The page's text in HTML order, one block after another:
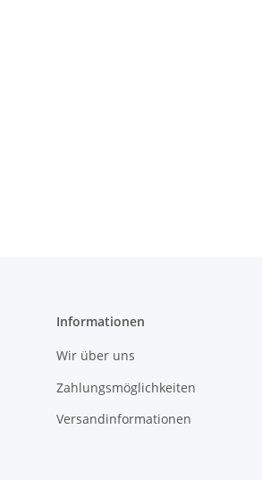
Informationen
Wir über uns
Zahlungsmöglichkeiten
Versandinformationen